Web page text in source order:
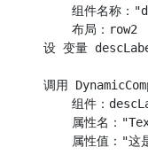
组件名称：
    布局：row2
设 变量
调用
组件：
属性名：
属性值："这